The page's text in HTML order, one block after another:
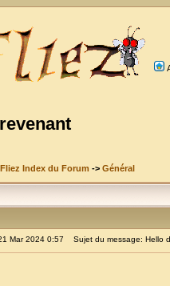
Index du Forum -> Général
Mar 2024 0:57 Sujet du message: Hello